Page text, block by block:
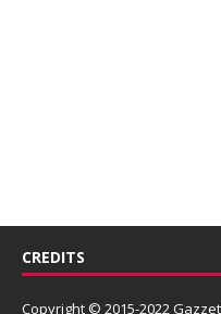
CREDITS
Copyright © 2015-2022